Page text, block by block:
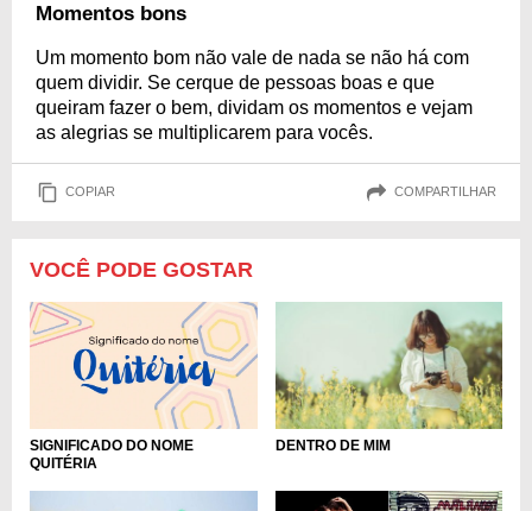
Momentos bons
Um momento bom não vale de nada se não há com
quem dividir. Se cerque de pessoas boas e que
queiram fazer o bem, dividam os momentos e vejam
as alegrias se multiplicarem para vocês.
COPIAR COMPARTILHAR
VOCÊ PODE GOSTAR
SIGNIFICADO DO NOME
QUITÉRIA
DENTRO DE MIM